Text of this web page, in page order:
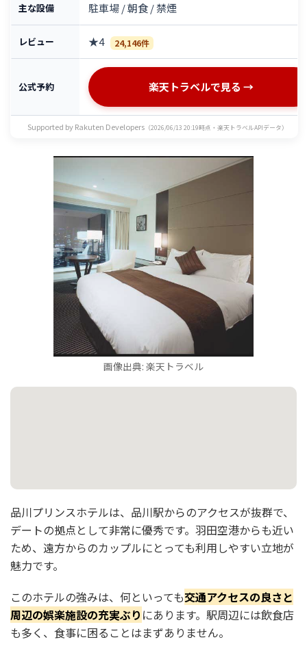
主な設備 駐車場 / 朝食 / 禁煙
レビュー ★4 24,146件
公式予約 楽天トラベルで見る →
Supported by Rakuten Developers （2026/06/13 20:19時点・楽天トラベルAPIデータ）
画像出典: 楽天トラベル
品川プリンスホテルは、品川駅からのアクセスが抜群で、
デートの拠点として非常に優秀です。羽田空港からも近い
ため、遠方からのカップルにとっても利用しやすい立地が
魅力です。
このホテルの強みは、何といっても交通アクセスの良さと
周辺の娯楽施設の充実ぶり にあります。駅周辺には飲食店
も多く、食事に困ることはまずありません。